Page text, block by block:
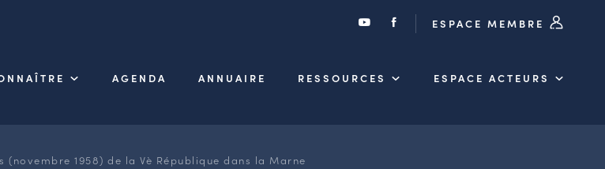
ESPACE MEMBRE
AGENDA ANNUAIRE RESSOURCES ESPACE ACTEURS
1958) de la Vè République dans la Marne